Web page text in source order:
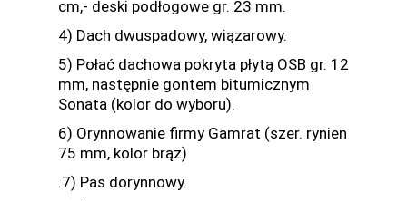
cm,- deski podłogowe gr. 23 mm.
4) Dach dwuspadowy, wiązarowy.
5) Połać dachowa pokryta płytą OSB gr. 12
mm, następnie gontem bitumicznym
Sonata (kolor do wyboru).
6) Orynnowanie firmy Gamrat (szer. rynien
75 mm, kolor brąz)
.7) Pas dorynnowy.